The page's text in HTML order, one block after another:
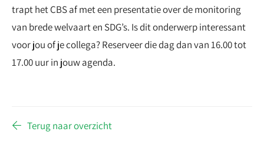
trapt het CBS af met een presentatie over de monitoring
van brede welvaart en SDG’s. Is dit onderwerp interessant
voor jou of je collega? Reserveer die dag dan van 16.00 tot
17.00 uur in jouw agenda.
Terug naar overzicht